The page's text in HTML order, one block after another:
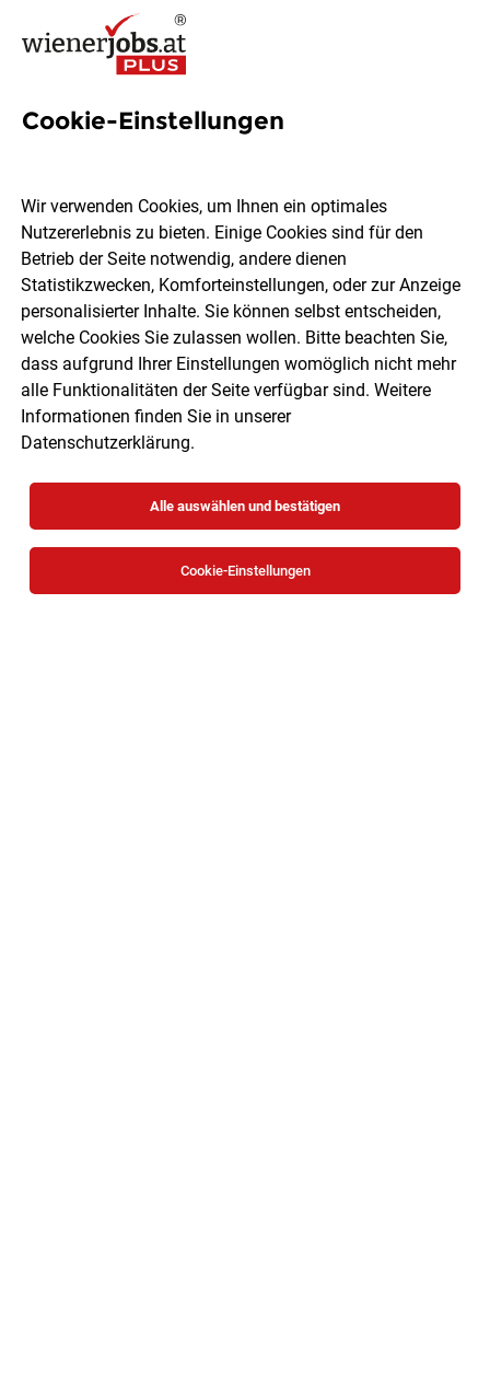
Verkaufsmitarbeiter Teilzeit
Ströck - Brot GmbH
Wien Teilzeit 03.08.2026
Cookie-Einstellungen
Wir verwenden Cookies, um Ihnen ein optimales
Nutzererlebnis zu bieten. Einige Cookies sind für den
Betrieb der Seite notwendig, andere dienen
Statistikzwecken, Komforteinstellungen, oder zur Anzeige
personalisierter Inhalte. Sie können selbst entscheiden,
welche Cookies Sie zulassen wollen. Bitte beachten Sie,
dass aufgrund Ihrer Einstellungen womöglich nicht mehr
alle Funktionalitäten der Seite verfügbar sind. Weitere
Informationen finden Sie in unserer
Datenschutzerklärung.
Alle auswählen und bestätigen
Cookie-Einstellungen